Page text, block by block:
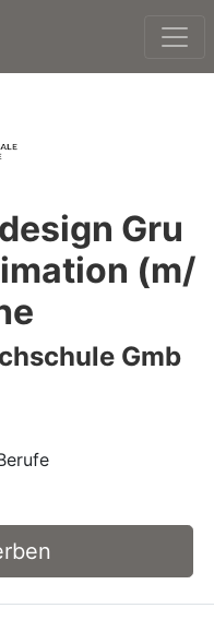
Gru
(m/
Gmb